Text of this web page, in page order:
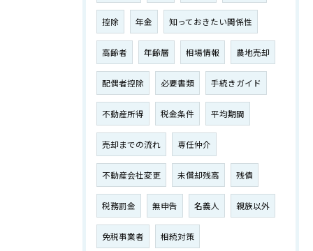
控除 年金 知っておきたい関係性
高齢者 年齢層 相場情報 農地売却
配偶者控除 必要書類 手続きガイド
不動産所得 税金条件 平均期間
売却までの流れ 専任仲介
不動産会社変更 未償却残高 残債
税務罰金 無申告 名義人 親族以外
免税事業者 相続対策